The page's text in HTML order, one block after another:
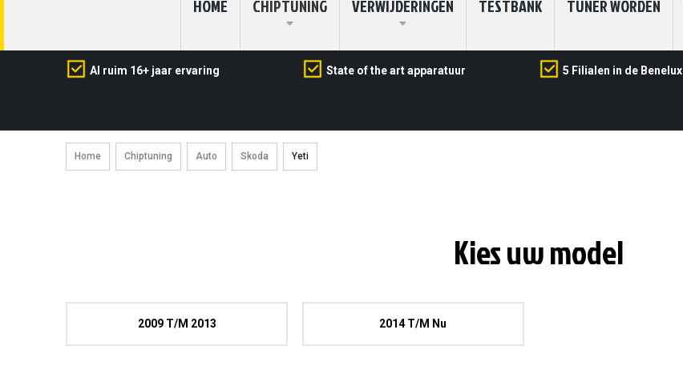
HOME CHIPTUNING VERWIJDERINGEN TESTBANK TUNER WORDEN
Al ruim 16+ jaar ervaring State of the art apparatuur 5 Filialen in de Benelux
Home Chiptuning Auto Skoda Yeti
Kies uw model
2009 T/M 2013 2014 T/M Nu